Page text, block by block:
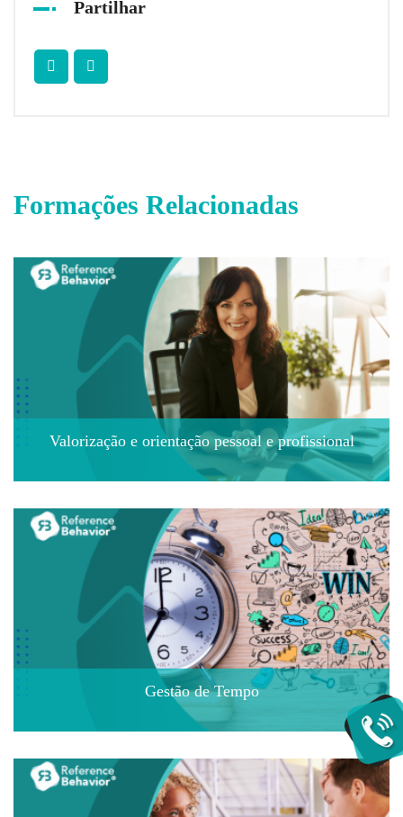
Partilhar
Formações Relacionadas
Valorização e orientação pessoal e profissional
Gestão de Tempo